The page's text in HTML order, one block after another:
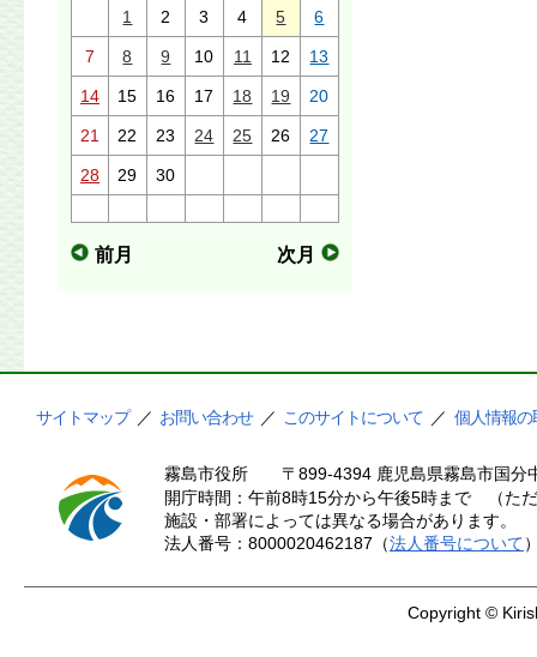
1
2 3 4 5 6
7 8 9 10 11 12 13
14 15 16 17 18 19 20
21 22 23 24 25 26 27
28 29 30
前月 次月
サイトマップ ／ お問い合わせ ／ このサイトについて ／ 個人情報の
霧島市役所
〒899-4394 鹿児島県霧島市国
開庁時間：午前8時15分から午後5時まで （た
施設・部署によっては異なる場合があります。
法人番号：8000020462187（法人番号について
Copyright ©